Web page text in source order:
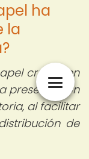
ha
la
crucial en
preservación
al facilitar
de